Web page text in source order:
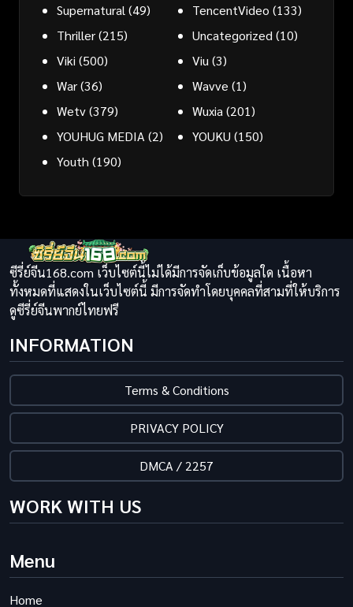
Supernatural (49) TencentVideo (133)
Thriller(215) Uncategorized (10)
Viki (500) Viu (3)
War(36) Wavve (1)
Wetv(379) Wuxia (201)
YOUHUG MEDIA (2) YOUKU (150)
Youth (190)
ซีรี่ย์จีน168.com เว็บไซต์นี้ไม่ได้มีการจัดเก็บข้อมูลใด เนื้อหา
ทั้งหมดที่แสดงในเว็บไซต์นี้ มีการจัดทำโดยบุคคลที่สามที่ให้บริการ
ดูซีรี่ย์จีนพากย์ไทยฟรี
INFORMATION
Terms & Conditions
PRIVACY POLICY
DMCA / 2257
WORK WITH US
Menu
Home